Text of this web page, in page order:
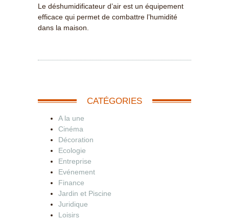
Le déshumidificateur d’air est un équipement
efficace qui permet de combattre l’humidité
dans la maison.
CATÉGORIES
A la une
Cinéma
Décoration
Ecologie
Entreprise
Evénement
Finance
Jardin et Piscine
Juridique
Loisirs